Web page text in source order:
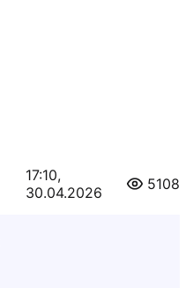
17:10,
30.04.2026
5108